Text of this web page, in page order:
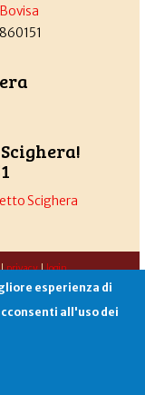
Scighera
privacy|login
esperienza di
all'uso dei